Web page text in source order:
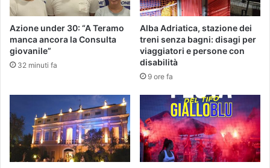
Azione under 30: “A Teramo
manca ancora la Consulta
giovanile”
32 minuti fa
Alba Adriatica, stazione dei
treni senza bagni: disagi per
viaggiatori e persone con
disabilità
9 ore fa